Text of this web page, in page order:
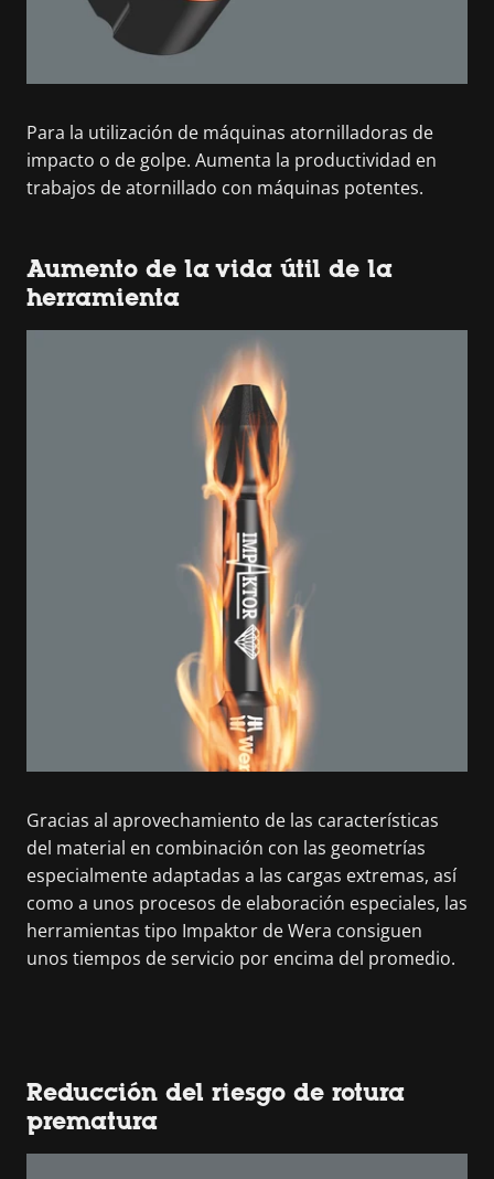
Para la utilización de máquinas atornilladoras de
impacto o de golpe. Aumenta la productividad en
trabajos de atornillado con máquinas potentes.
Aumento de la vida útil de la
herramienta
Gracias al aprovechamiento de las características
del material en combinación con las geometrías
especialmente adaptadas a las cargas extremas, así
como a unos procesos de elaboración especiales, las
herramientas tipo Impaktor de Wera consiguen
unos tiempos de servicio por encima del promedio.
Reducción del riesgo de rotura
prematura